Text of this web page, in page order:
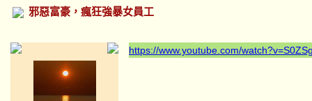
邪惡富豪，瘋狂強暴女員工
https://www.youtube.com/